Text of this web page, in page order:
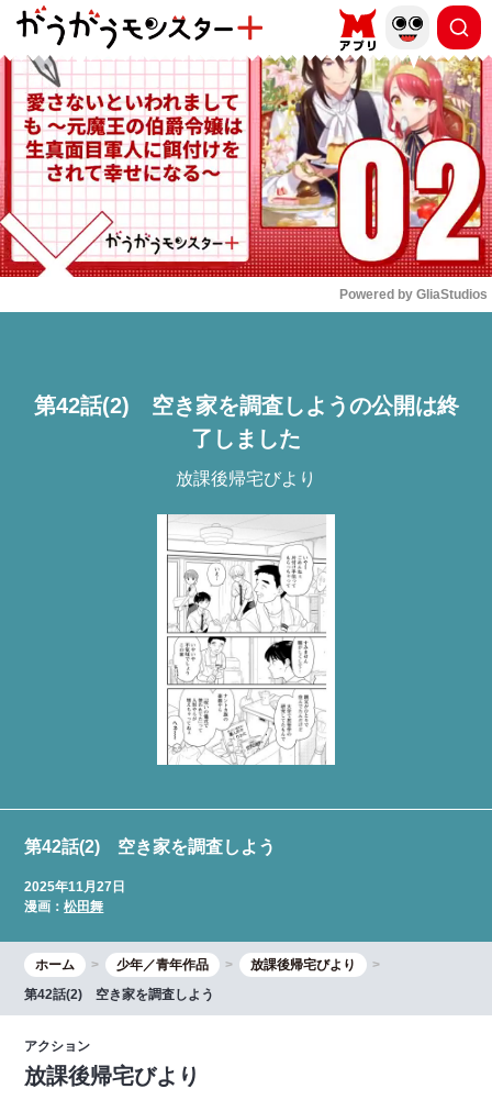
もっと読む
Powered by GliaStudios
第42話(2) 空き家を調査しようの公開は終
了しました
放課後帰宅びより
第42話(2) 空き家を調査しよう
2025年11月27日
漫画：松田舞
ホーム 少年／青年作品
放課後帰宅びより
第42話(2) 空き家を調査しよう
アクション
放課後帰宅びより